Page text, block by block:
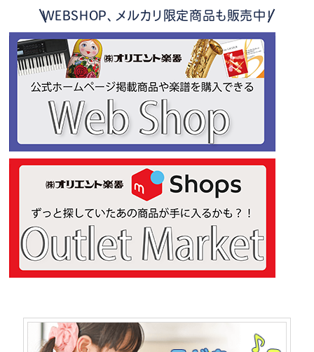
WEBSHOP、メルカリ限定商品も販売中！